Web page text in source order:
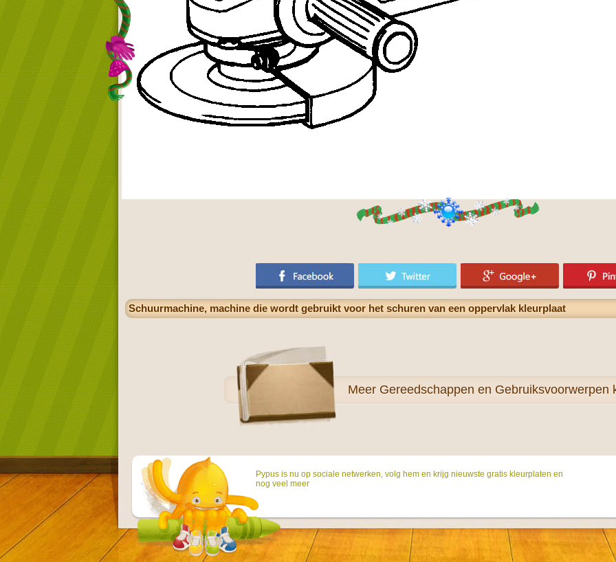
Schuurmachine, machine die wordt gebruikt voor het schuren van een oppervlak kleurplaat
Meer Gereedschappen en Gebruiksvoorwerpen
Pypus is nu op sociale netwerken, volg hem en krijg nieuwste gratis kleurplaten en
nog veel meer